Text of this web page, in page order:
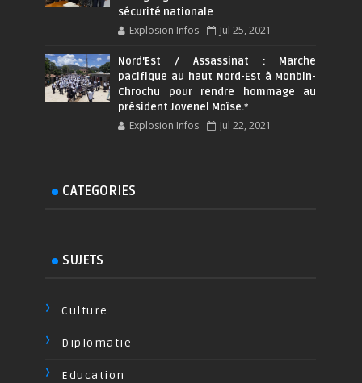
sécurité nationale
Explosion Infos Jul 25, 2021
Nord'Est / Assassinat : Marche
pacifique au haut Nord-Est à Monbin-
Chrochu pour rendre hommage au
président Jovenel Moïse.*
Explosion Infos Jul 22, 2021
CATEGORIES
SUJETS
Culture
Diplomatie
Education